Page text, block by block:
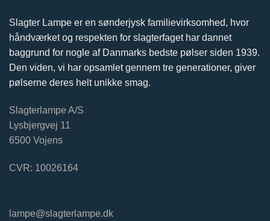
Slagter Lampe er en sønderjysk familievirksomhed, hvor
håndværket og respekten for slagterfaget har dannet
baggrund for nogle af Danmarks bedste pølser siden 1939.
Den viden, vi har opsamlet gennem tre generationer, giver
pølserne deres helt unikke smag.
Slagterlampe A/S
Lysbjergvej 11
6500 Vojens
CVR: 10026164
lampe@slagterlampe.dk